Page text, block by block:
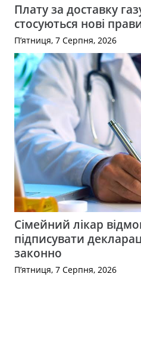
Плату за доставку
стосуються нові
П’ятниця, 7 Серпня, 2026
Сімейний лікар
підписувати
законно
П’ятниця, 7 Серпня, 2026